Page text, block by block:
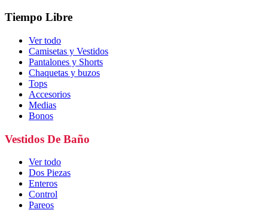
Tiempo Libre
Ver todo
Camisetas y Vestidos
Pantalones y Shorts
Chaquetas y buzos
Tops
Accesorios
Medias
Bonos
Vestidos De Baño
Ver todo
Dos Piezas
Enteros
Control
Pareos